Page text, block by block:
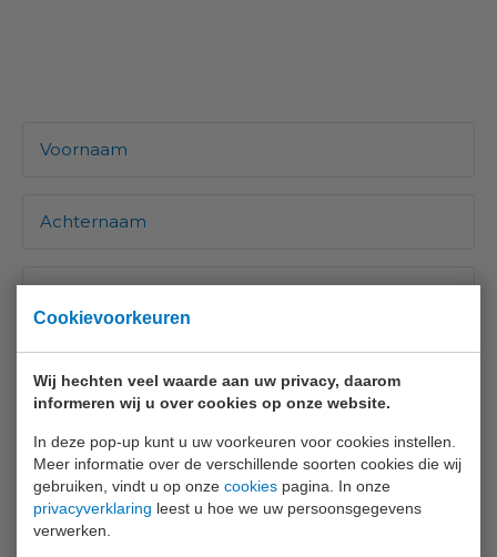
Cookievoorkeuren
Wij hechten veel waarde aan uw privacy, daarom
informeren wij u over cookies op onze website.
In deze pop-up kunt u uw voorkeuren voor cookies instellen.
Meer informatie over de verschillende soorten cookies die wij
gebruiken, vindt u op onze cookies pagina. In onze
privacyverklaring leest u hoe we uw persoonsgegevens
verwerken.